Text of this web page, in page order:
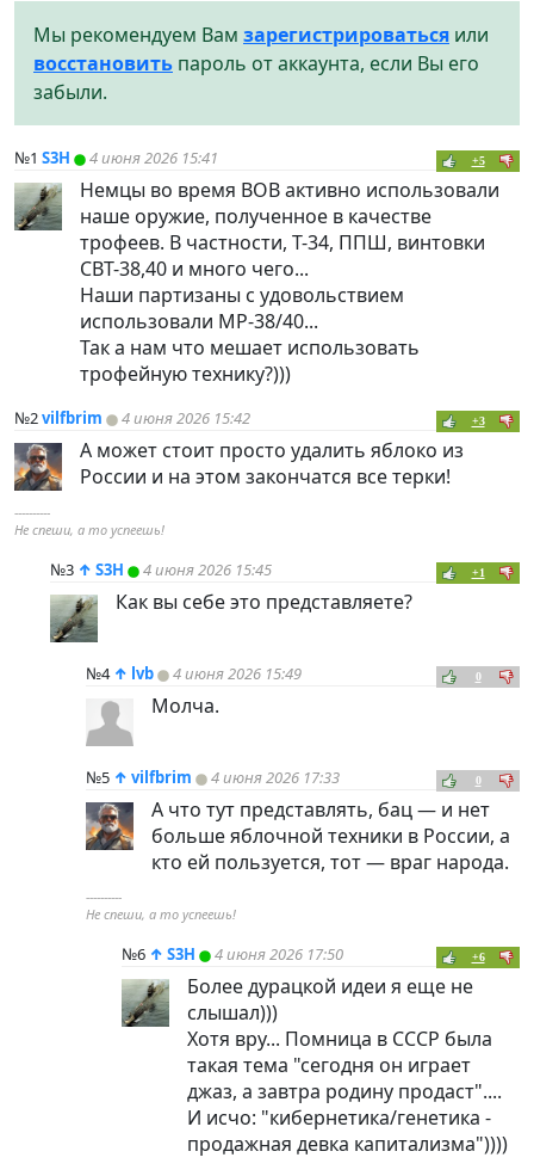
Мы рекомендуем Вам зарегистрироваться или
восстановить пароль от аккаунта, если Вы его
забыли.
№1 S3H 4 июня 2026 15:41 +5
Немцы во время ВОВ активно использовали
наше оружие, полученное в качестве
трофеев. В частности, Т-34, ППШ, винтовки
СВТ-38,40 и много чего...
Наши партизаны с удовольствием
использовали MP-38/40...
Так а нам что мешает использовать
трофейную технику?)))
№2vilfbrim 4 июня 2026 15:42 +3
А может стоит просто удалить яблоко из
России и на этом закончатся все терки!
----------
Не спеши, а то успеешь!
№3 ↑ S3H 4 июня 2026 15:45 +1
Как вы себе это представляете?
№4 ↑ lvb 4 июня 2026 15:49 0
Молча.
№5 ↑ vilfbrim 4 июня 2026 17:33 0
А что тут представлять, бац — и нет
больше яблочной техники в России, а
кто ей пользуется, тот — враг народа.
----------
Не спеши, а то успеешь!
№6 ↑ S3H 4 июня 2026 17:50 +6
Более дурацкой идеи я еще не
слышал)))
Хотя вру... Помница в СССР была
такая тема "сегодня он играет
джаз, а завтра родину продаст"....
И исчо: "кибернетика/генетика -
продажная девка капитализма"))))